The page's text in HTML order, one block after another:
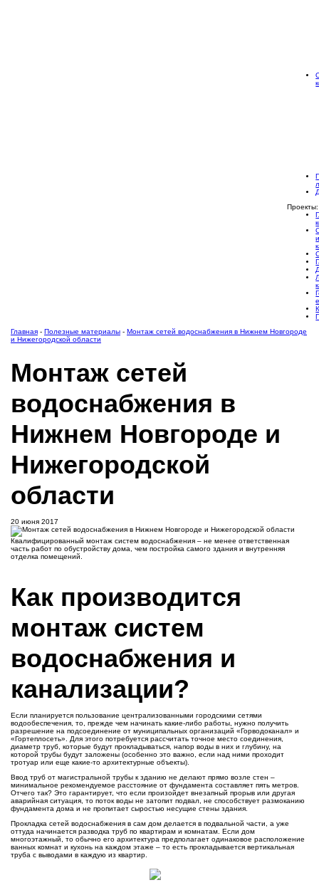
Проекты:
Главная - Полезные материалы - Монтаж сетей водоснабжения в Нижнем Новгороде
и Нижегородской области
Монтаж сетей
водоснабжения в
Нижнем Новгороде и
Нижегородской
области
20 июня 2017
Квалифицированный монтаж систем водоснабжения – не менее ответственная
часть работ по обустройству дома, чем постройка самого здания и внутренняя
отделка помещений.
Как производится
монтаж систем
водоснабжения и
канализации?
Если планируется пользование централизованными городскими сетями
водообеспечения, то, прежде чем начинать какие-либо работы, нужно получить
разрешение на подсоединение от муниципальных организаций «Горводоканал» и
«Гортеплосеть». Для этого потребуется рассчитать точное место соединения,
диаметр труб, которые будут прокладываться, напор воды в них и глубину, на
которой трубы будут заложены (особенно это важно, если над ними проходит
тротуар или еще какие-то архитектурные объекты).
Ввод труб от магистральной трубы к зданию не делают прямо возле стен –
минимальное рекомендуемое расстояние от фундамента составляет пять метров.
Отчего так? Это гарантирует, что если произойдет внезапный прорыв или другая
аварийная ситуация, то поток воды не затопит подвал, не способствует размоканию
фундамента дома и не пропитает сыростью несущие стены здания.
Прокладка сетей водоснабжения в сам дом делается в подвальной части, а уже
оттуда начинается разводка труб по квартирам и комнатам. Если дом
многоэтажный, то обычно его архитектура предполагает одинаковое расположение
ванных комнат и кухонь на каждом этаже – то есть прокладывается вертикальная
труба с выводами в каждую из квартир.